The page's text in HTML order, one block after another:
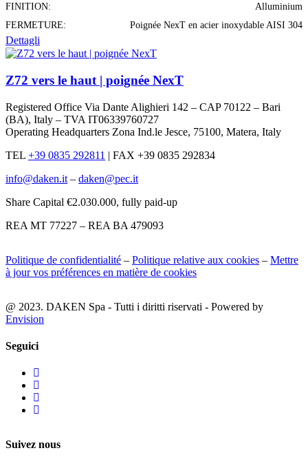
FINITION:
Alluminium
FERMETURE:
Poignée NexT en acier inoxydable AISI 304
Dettagli
Z72 vers le haut | poignée NexT
Registered Office Via Dante Alighieri 142 – CAP 70122 – Bari
(BA), Italy – TVA IT06339760727
Operating Headquarters Zona Ind.le Jesce, 75100, Matera, Italy
TEL +39 0835 292811 | FAX +39 0835 292834
info@daken.it – daken@pec.it
Share Capital €2.030.000, fully paid-up
REA MT 77227 – REA BA 479093
Politique de confidentialité – Politique relative aux cookies – Mettre
à jour vos préférences en matière de cookies
@ 2023. DAKEN Spa - Tutti i diritti riservati - Powered by
Envision
Seguici
Suivez nous